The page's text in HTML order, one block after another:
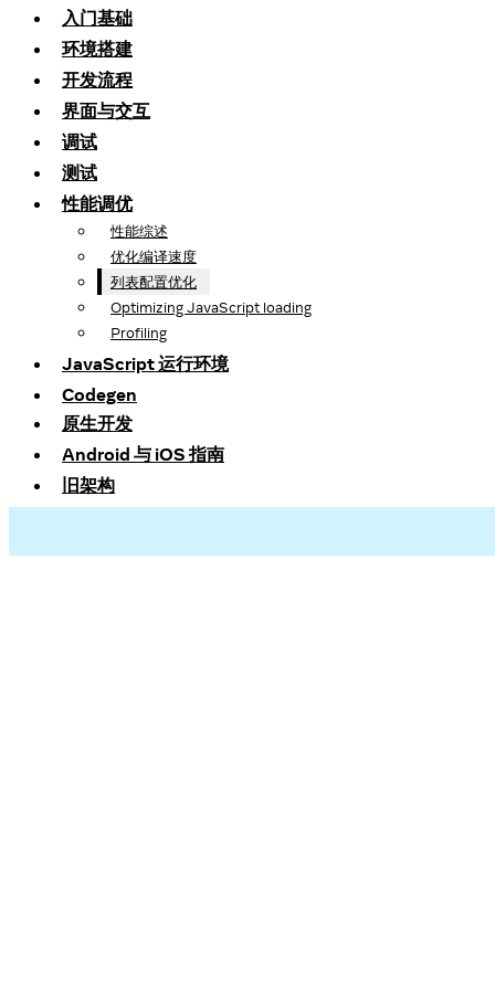
入门基础
环境搭建
开发流程
界面与交互
调试
测试
性能调优
性能综述
优化编译速度
列表配置优化
Optimizing JavaScript loading
Profiling
JavaScript 运行环境
Codegen
原生开发
Android 与 iOS 指南
旧架构